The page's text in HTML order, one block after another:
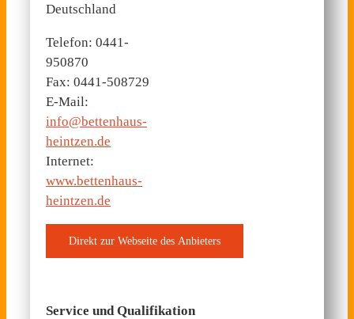
Deutschland
Telefon: 0441-
950870
Fax: 0441-508729
E-Mail:
info@bettenhaus-
heintzen.de
Internet:
www.bettenhaus-
heintzen.de
Service und Qualifikation